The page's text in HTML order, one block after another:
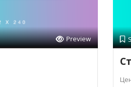
Preview